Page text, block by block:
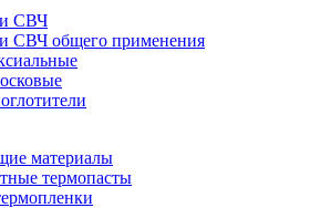
и СВЧ
СВЧ общего применения
материалы
термопасты